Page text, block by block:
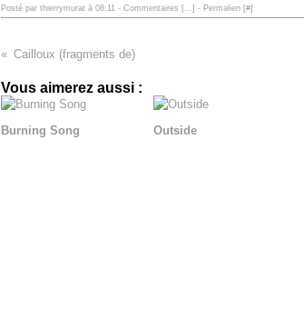
Posté par thierrymurat à 08:11 - Commentaires […] - Permalien [#]
Cailloux (fragments de)
Vous aimerez aussi :
Burning Song
Outside